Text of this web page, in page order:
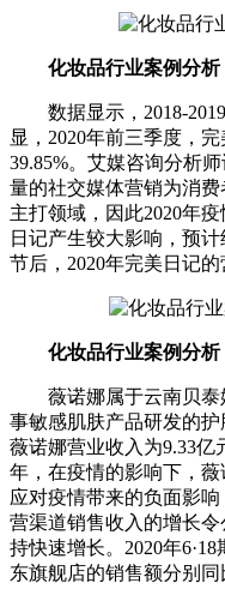
化妆品行业案例分
数据显示，2018-2019
显，2020年前三季度，
39.85%。艾媒咨询分析
量的社交媒体营销为消
主打领域，因此2020年
日记产生较大影响，预计
节后，2020年完美日记
化妆品行业案例分
薇诺娜属于云南贝泰
事敏感肌肤产品研发的护
薇诺娜营业收入为9.33亿
年，在疫情的影响下，
应对疫情带来的负面影
营渠道销售收入的增长
持快速增长。2020年
东旗舰店的销售额分别同